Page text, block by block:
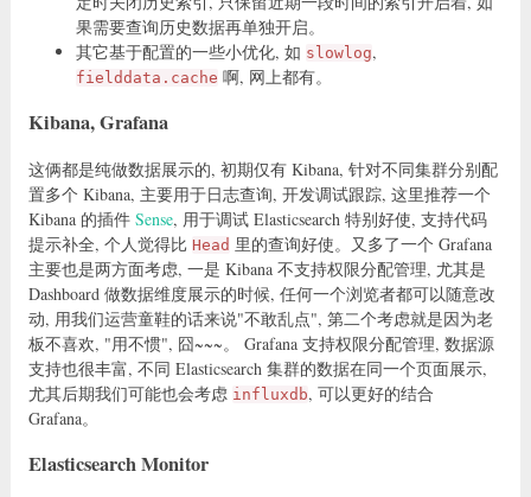
果需要查询历史数据再单独开启。
其它基于配置的一些小优化, 如 slowlog,
fielddata.cache 啊, 网上都有。
Kibana, Grafana
这俩都是纯做数据展示的, 初期仅有 Kibana, 针对不同集群分别配
置多个 Kibana, 主要用于日志查询, 开发调试跟踪, 这里推荐一个
Kibana 的插件 Sense, 用于调试 Elasticsearch 特别好使, 支持代码
提示补全, 个人觉得比 Head 里的查询好使。又多了一个 Grafana
主要也是两方面考虑, 一是 Kibana 不支持权限分配管理, 尤其是
Dashboard 做数据维度展示的时候, 任何一个浏览者都可以随意改
动, 用我们运营童鞋的话来说"不敢乱点", 第二个考虑就是因为老
板不喜欢, "用不惯", 囧~~~。 Grafana 支持权限分配管理, 数据源
支持也很丰富, 不同 Elasticsearch 集群的数据在同一个页面展示,
尤其后期我们可能也会考虑 influxdb, 可以更好的结合
Grafana。
Elasticsearch Monitor